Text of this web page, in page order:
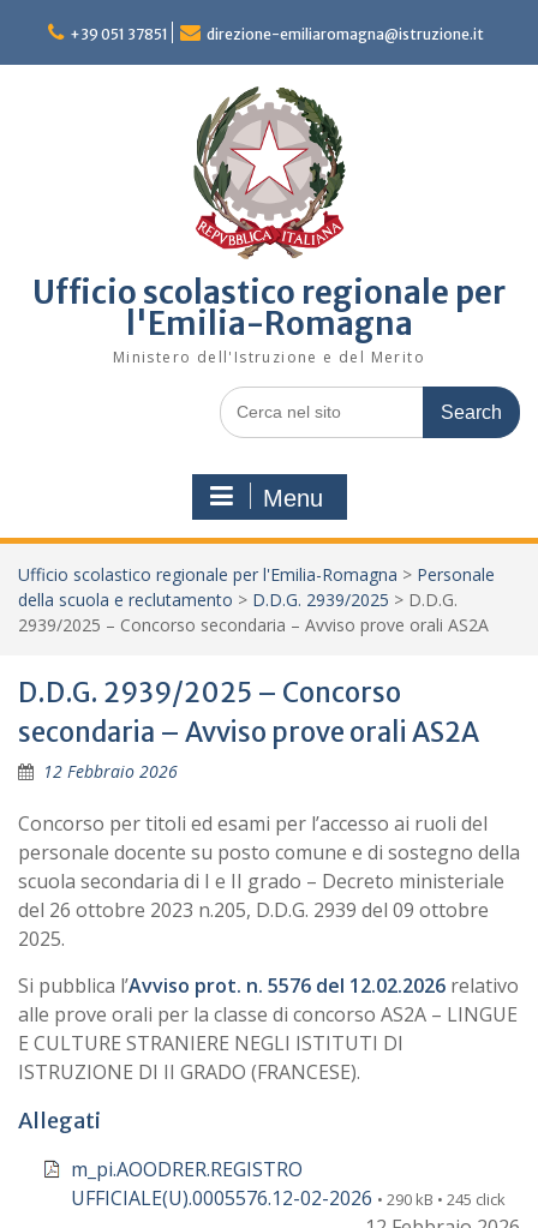
content
+39 051 37851 direzione-emiliaromagna@istruzione.it
Ufficio scolastico regionale per
l'Emilia-Romagna
Ministero dell'Istruzione e del Merito
Search
for:
Menu
Ufficio scolastico regionale per l'Emilia-Romagna > Personale
della scuola e reclutamento > D.D.G. 2939/2025 > D.D.G.
2939/2025 – Concorso secondaria – Avviso prove orali AS2A
D.D.G. 2939/2025 – Concorso
secondaria – Avviso prove orali AS2A
12 Febbraio 2026
Concorso per titoli ed esami per l’accesso ai ruoli del
personale docente su posto comune e di sostegno della
scuola secondaria di I e II grado – Decreto ministeriale
del 26 ottobre 2023 n.205, D.D.G. 2939 del 09 ottobre
2025.
Si pubblica l’Avviso prot. n. 5576 del 12.02.2026 relativo
alle prove orali per la classe di concorso AS2A – LINGUE
E CULTURE STRANIERE NEGLI ISTITUTI DI
ISTRUZIONE DI II GRADO (FRANCESE).
Allegati
m_pi.AOODRER.REGISTRO
UFFICIALE(U).0005576.12-02-2026 • 290 kB • 245 click